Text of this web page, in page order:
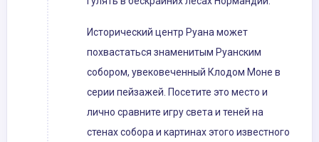
Исторический центр Руана может
похвастаться знаменитым Руанским
собором, увековеченный Клодом Моне в
серии пейзажей. Посетите это место и
лично сравните игру света и теней на
стенах собора и картинах этого известного